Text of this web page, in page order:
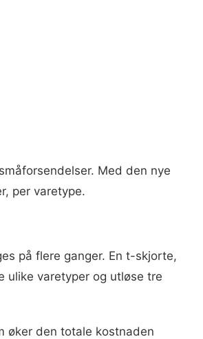
Med den nye
per varetype.
på flere ganger. En t-skjorte,
ulike varetyper og utløse tre
øker den totale kostnaden